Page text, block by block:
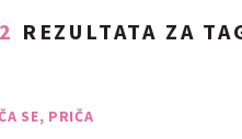
2 REZULTATA ZA
SE, PRIČA